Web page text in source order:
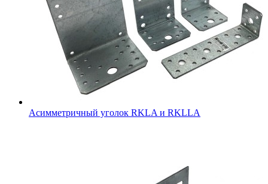
Асимметричный уголок RKLA и RKLLA